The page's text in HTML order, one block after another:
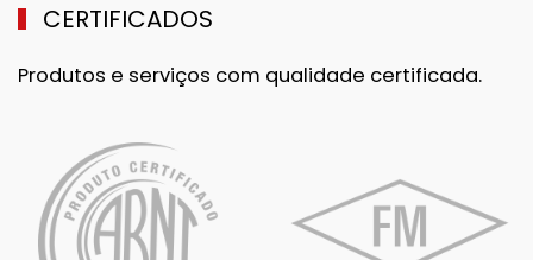
CERTIFICADOS
Produtos e serviços com qualidade certificada.